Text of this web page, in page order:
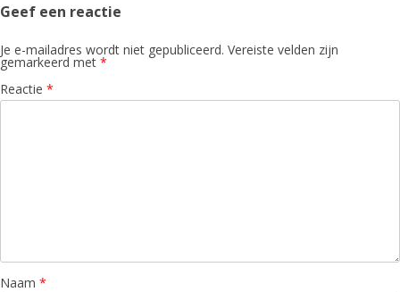
Geef een reactie
Je e-mailadres wordt niet gepubliceerd. Vereiste velden zijn
gemarkeerd met *
Reactie *
Naam *